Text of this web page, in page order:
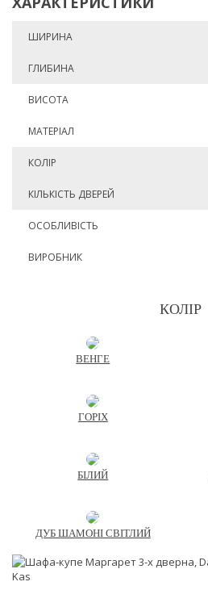
ШИРИНА
ГЛИБИНА
ВИСОТА
МАТЕРІАЛ
КОЛІР
КІЛЬКІСТЬ ДВЕРЕЙ
ОСОБЛИВІСТЬ
ВИРОБНИК
КОЛІР
ВЕНГЕ
ГОРІХ
БІЛИЙ
ДУБ ШАМОНІ СВІТЛИЙ